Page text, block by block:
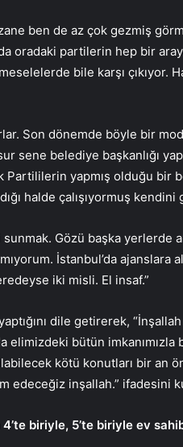
ben de az çok gezmiş
oradaki partilerin hep bir
bile karşı çıkıyor.
Son dönemde böyle bir
sene belediye başkanlığı
yapmış olduğu bir
halde çalışıyormuş kendini
Gözü başka yerlerde
İstanbul’da ajanslara
iki misli. El insaf.”
dile getirerek,
elimizdeki bütün
kötü konutları bir an
inşallah.” ifadesini
biriyle, 5’te biriyle ev